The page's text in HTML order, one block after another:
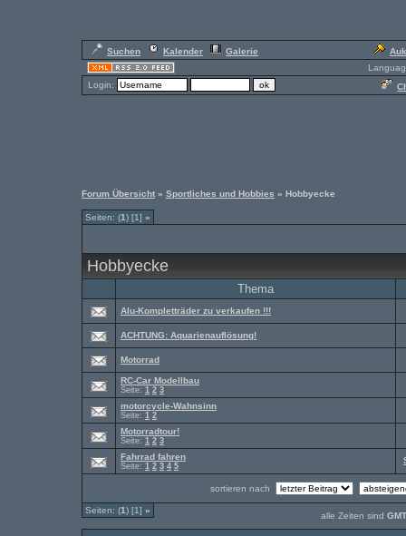
Suchen Kalender Galerie
Login:
Forum Übersicht » Sportliches und Hobbies » Hobbyecke
Seiten: (1) [1] »
Hobbyecke
Thema
Alu-Kompletträder zu verkaufen !!!
ACHTUNG: Aquarienauflösung!
Motorrad
RC-Car Modellbau
Seite: 1 2 3
motorcycle-Wahnsinn
Seite: 1 2
Motorradtour!
Seite: 1 2 3
Fahrrad fahren
Seite: 1 2 3 4 5
sortieren nach
Seiten: (1) [1] »
alle Zeiten sind